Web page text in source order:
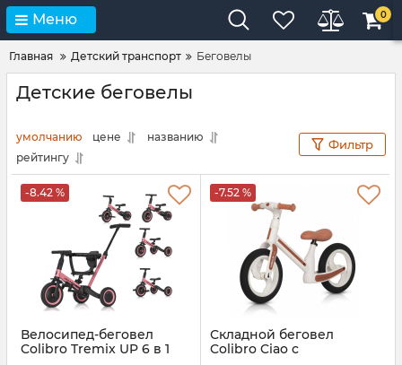
Меню 0
Главная Детский транспорт Беговелы
Детские беговелы
умолчанию цене
названию
рейтингу
Фильтр
-8.42 %
Велосипед-беговел
Colibro Tremix UP 6 в 1
-7.52 %
Складной беговел
Colibro Ciao с